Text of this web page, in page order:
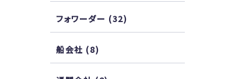
フォワーダー (32)
船会社 (8)